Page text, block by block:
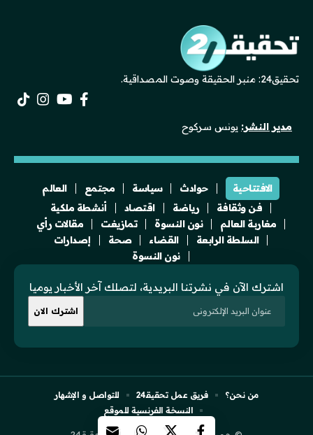
تحقيق24: منبر الحقيقة وصوت المصداقية.
مدير النشر: يونس سركوح
الافتتاحية حوادث سياسة مجتمع
العالم
فن وثقافة
رياضة اقتصاد
أنشطة ملكية
مغاربة العالم
نون النسوة تمازيغت
مقالات رأي
السلطة الرابعة
القضاء صحة
إصدارات
نون النسوة
اشترك الآن في نشرتنا البريدية، لتصلك آخر الأخبار يوميا
من نحن؟ فريق عمل تحقيقـ24
للتواصل و الإشهار
النسخة الفرنسية للموقع